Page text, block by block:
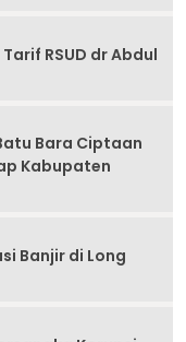
RSUD dr Abdul
Bara Ciptaan
Kabupaten
Banjir di Long